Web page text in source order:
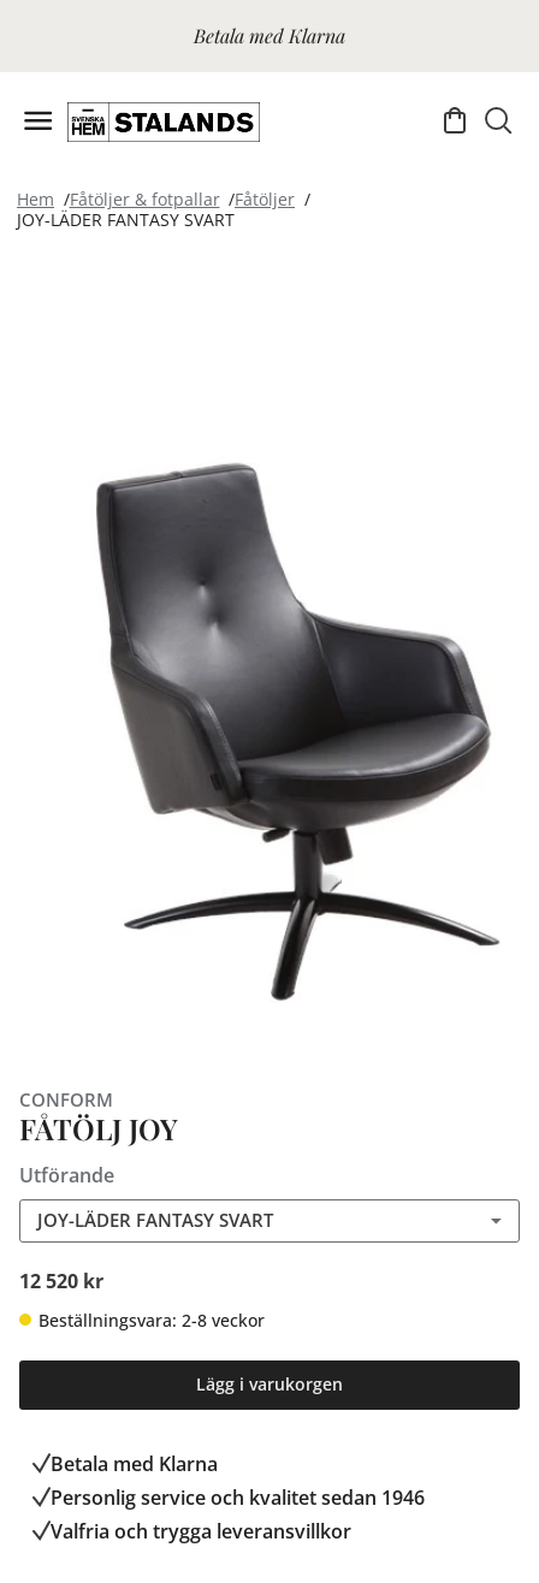
Betala med Klarna
Hem Fåtöljer & fotpallar
Fåtöljer
JOY-LÄDER FANTASY SVART
CONFORM
FÅTÖLJ JOY
Utförande
JOY-LÄDER FANTASY SVART
12 520 kr
Beställningsvara: 2-8 veckor
Lägg i varukorgen
Betala med Klarna
Personlig service och kvalitet sedan 1946
Valfria och trygga leveransvillkor